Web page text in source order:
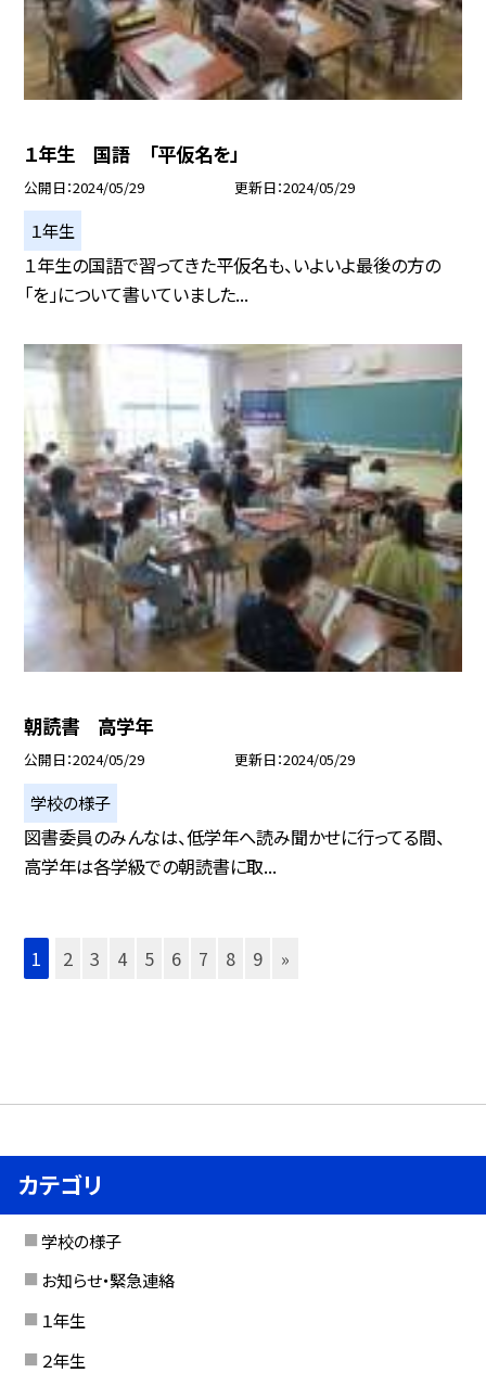
１年生 国語 「平仮名を」
公開日 2024/05/29 更新日 2024/05/29
１年生
１年生の国語で習ってきた平仮名も、いよいよ最後の方の
「を」について書いていました...
朝読書 高学年
公開日 2024/05/29 更新日 2024/05/29
学校の様子
図書委員のみんなは、低学年へ読み聞かせに行ってる間、
高学年は各学級での朝読書に取...
1 2 3 4 5 6 7 8 9 »
カテゴリ
学校の様子
お知らせ・緊急連絡
１年生
２年生